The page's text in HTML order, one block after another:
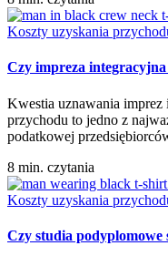
Koszty uzyskania
Czy impreza
Kwestia uznawania imprez
przychodu to jedno z
podatkowej
8 min. czytania
Koszty uzyskania
Czy studia podyplomowe